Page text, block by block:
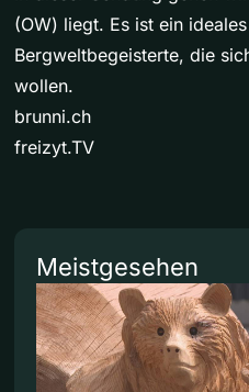
(OW) liegt. Es ist ein
Bergweltbegeisterte, die
wollen.
brunni.ch
freizyt.TV
Meistgesehen